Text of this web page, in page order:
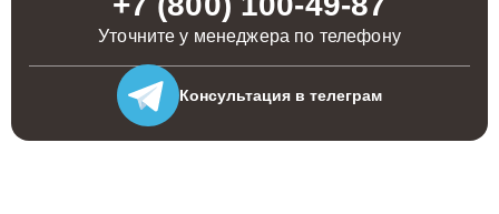
Уточните у менеджера по телефону
Консультация в телеграм